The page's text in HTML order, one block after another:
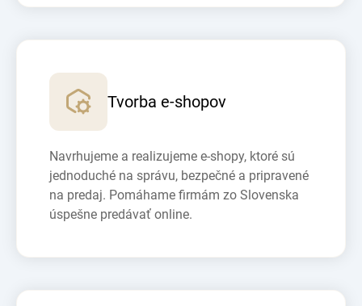
Tvorba e-shopov
Navrhujeme a realizujeme e-shopy, ktoré sú
jednoduché na správu, bezpečné a pripravené
na predaj. Pomáhame firmám zo Slovenska
úspešne predávať online.